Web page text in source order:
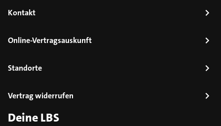
Kontakt
Online-Vertragsauskunft
Standorte
Vertrag widerrufen
Deine LBS